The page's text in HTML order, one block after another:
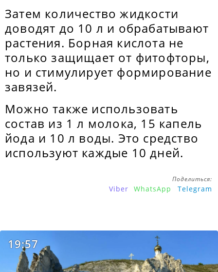
Затем количество жидкости
доводят до 10 л и обрабатывают
растения. Борная кислота не
только защищает от фитофторы,
но и стимулирует формирование
завязей.
Можно также использовать
состав из 1 л молока, 15 капель
йода и 10 л воды. Это средство
используют каждые 10 дней.
Поделиться:
Viber WhatsApp Telegram
19:57